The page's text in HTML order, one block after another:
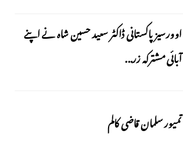
اوورسیز پاکستانی ڈاکٹر سعید حسین شاہ نے اپنے
آبائی مشترکہ زر...
تمیور سلمان قاضی کالم